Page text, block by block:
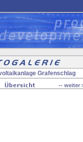
Grafenschlag
-- weiter